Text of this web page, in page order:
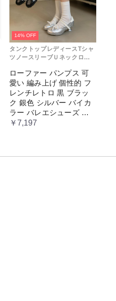
14% OFF
タンクトップレディースTシャ
ツノースリーブＵネックロゴ
ローファー パンプス 可
愛い 編み上げ 個性的 フ
レンチレトロ 黒 ブラッ
ク 銀色 シルバー バイカ
ラー バレエシューズ 変
形ヒール 3.5cm ガーリー
￥7,197